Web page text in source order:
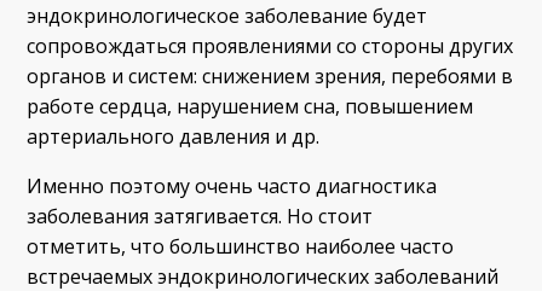
эндокринологическое заболевание будет
сопровождаться проявлениями со стороны других
органов и систем: снижением зрения, перебоями в
работе сердца, нарушением сна, повышением
артериального давления и др.
Именно поэтому очень часто диагностика
заболевания затягивается. Но стоит
отметить, что большинство наиболее часто
встречаемых эндокринологических заболеваний